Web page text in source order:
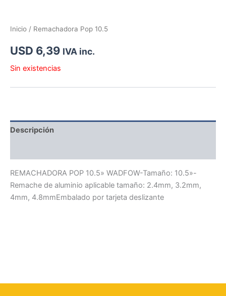
Inicio / Remachadora Pop 10.5
USD 6,39 IVA inc.
Sin existencias
Descripción
REMACHADORA POP 10.5» WADFOW-Tamaño: 10.5»-
Remache de aluminio aplicable tamaño: 2.4mm, 3.2mm,
4mm, 4.8mmEmbalado por tarjeta deslizante